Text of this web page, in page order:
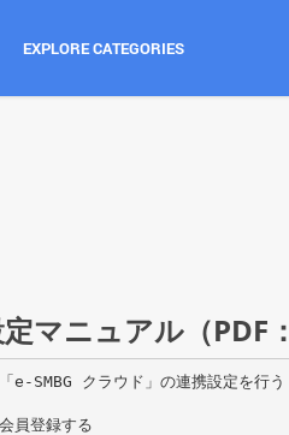
EXPLORE CATEGORIES
マニュアル（PDF
e-SMBG クラウド」の連携設定を行う
員登録する